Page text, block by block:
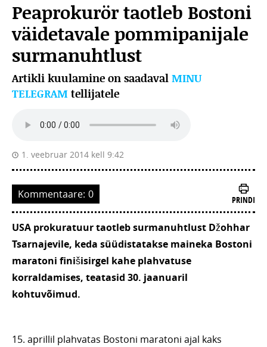
Peaprokurör taotleb Bostoni
väidetavale pommipanijale
surmanuhtlust
Artikli kuulamine on saadaval MINU
TELEGRAM tellijatele
1. veebruar 2014 kell 9:42
Kommentaare: 0 PRINDI
USA prokuratuur taotleb surmanuhtlust Džohhar
Tsarnajevile, keda süüdistatakse maineka Bostoni
maratoni finišisirgel kahe plahvatuse
korraldamises, teatasid 30. jaanuaril
kohtuvõimud.
15. aprillil plahvatas Bostoni maratoni ajal kaks